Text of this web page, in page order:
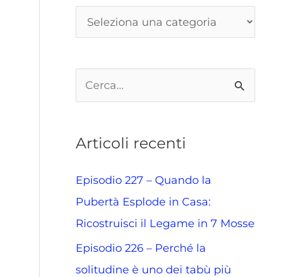
a
:
Articoli recenti
Episodio 227 – Quando la
Pubertà Esplode in Casa:
Ricostruisci il Legame in 7 Mosse
Episodio 226 – Perché la
solitudine è uno dei tabù più